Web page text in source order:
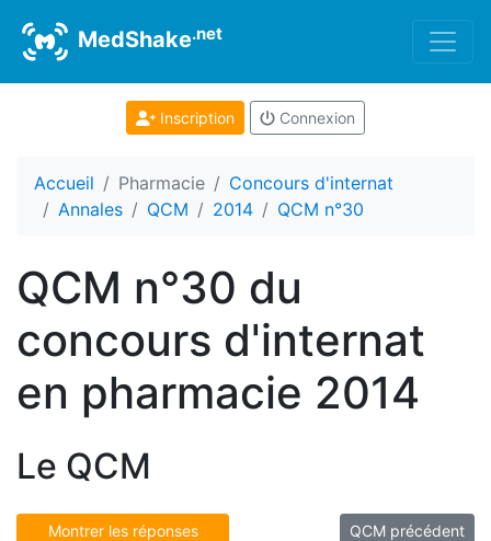
MedShake.net
Inscription Connexion
Accueil Pharmacie
Concours d'internat
Annales
QCM 2014 QCM n°30
QCM n°30 du
concours d'internat
en pharmacie 2014
Le QCM
Montrer les réponses
QCM précédent